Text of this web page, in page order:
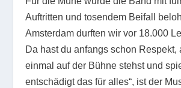
Auftritten und tosendem Beifall
Amsterdam durften wir vor 18.000
Da hast du anfangs schon Respekt,
einmal auf der Bühne stehst und
entschädigt das für alles“, ist der